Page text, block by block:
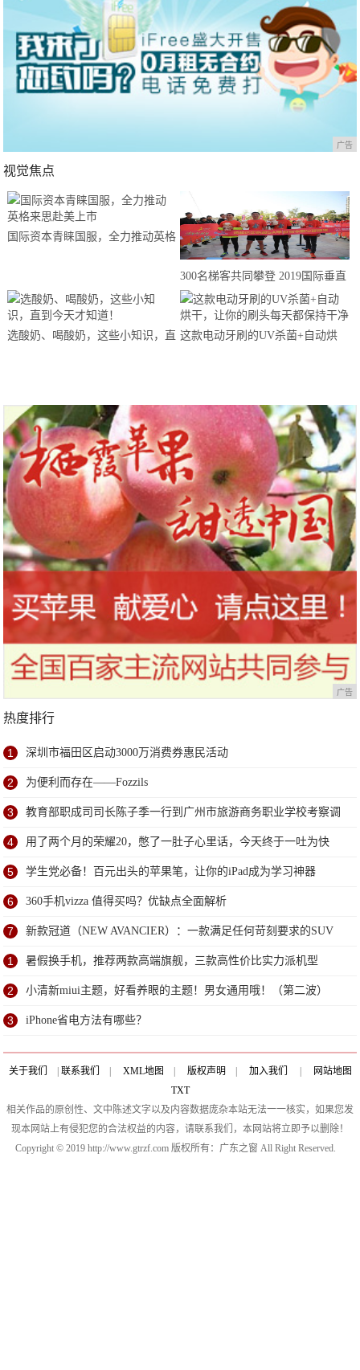
广告
视觉焦点
国际资本青睐国服，全力推动英格
300名梯客共同攀登 2019国际垂直
马拉松超级精英赛顺德海骏达中心
站欢乐开跑
选酸奶、喝酸奶，这些小知识，直 这款电动牙刷的UV杀菌+自动烘
广告
热度排行
1 深圳市福田区启动3000万消费券惠民活动
2 为便利而存在——Fozzils
3 教育部职成司司长陈子季一行到广州市旅游商务职业学校考察调
研
4 用了两个月的荣耀20，憋了一肚子心里话，今天终于一吐为快
5 学生党必备！百元出头的苹果笔，让你的iPad成为学习神器
6 360手机vizza 值得买吗？优缺点全面解析
7 新款冠道（NEW AVANCIER）：一款满足任何苛刻要求的SUV
1 暑假换手机，推荐两款高端旗舰，三款高性价比实力派机型
2 小清新miui主题，好看养眼的主题！男女通用哦！（第二波）
3 iPhone省电方法有哪些？
关于我们 联系我们 XML地图 版权声明 加入我们
网站地图
TXT
相关作品的原创性、文中陈述文字以及内容数据庞杂本站无法一一核实，如果您发
现本网站上有侵犯您的合法权益的内容，请联系我们，本网站将立即予以删除！
Copyright © 2019 http://www.gtrzf.com 版权所有：广东之窗 All Right Reserved.